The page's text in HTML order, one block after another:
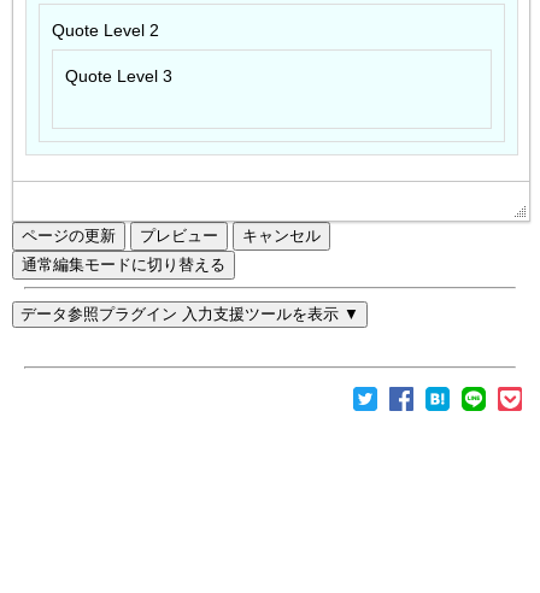
ページの更新
通常編集モードに切り替える
データ参照プラグイン 入力支援ツールを表示 ▼